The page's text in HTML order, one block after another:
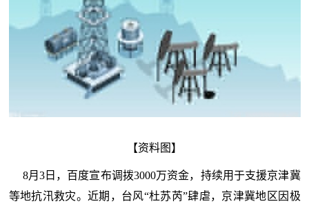
【资料图】
8月3日，百度宣布调拨3000万资金，持续用于支援京津冀
等地抗汛救灾。近期，台风“杜苏芮”肆虐，京津冀地区因极